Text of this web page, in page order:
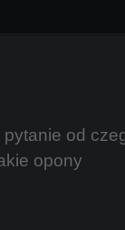
od
opony